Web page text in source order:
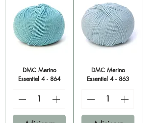
DMC Merino
Essentiel 4 - 864
DMC Merino
Essentiel 4 - 863